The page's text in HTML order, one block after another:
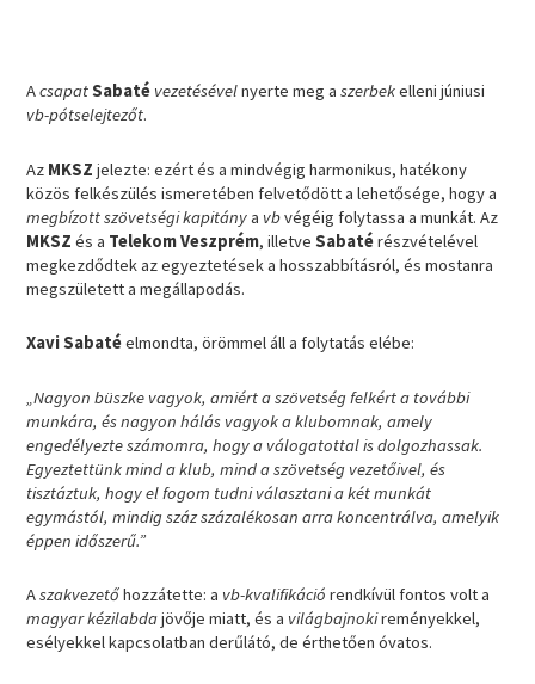
AcsapatSabaté vezetésévelnyerte meg aszerbekelleni júniusi
vb-pótselejtezőt.
Az MKSZ jelezte: ezért és a mindvégig harmonikus, hatékony
közös felkészülés ismeretében felvetődött a lehetősége, hogy a
megbízott szövetségi kapitánya vbvégéig folytassa a munkát. Az
MKSZ és a Telekom Veszprém, illetveSabatérészvételével
megkezdődtek az egyeztetések a hosszabbításról, és mostanra
megszületett a megállapodás.
Xavi Sabatéelmondta, örömmel áll a folytatás elébe:
„Nagyon büszke vagyok, amiért a szövetség felkért a további
munkára, és nagyon hálás vagyok a klubomnak, amely
engedélyezte számomra, hogy a válogatottal is dolgozhassak.
Egyeztettünk mind a klub, mind a szövetség vezetőivel, és
tisztáztuk, hogy el fogom tudni választani a két munkát
egymástól, mindig száz százalékosan arra koncentrálva, amelyik
éppen időszerű.”
Aszakvezetőhozzátette: a vb-kvalifikáció rendkívül fontos volt a
magyar kézilabdajövője miatt, és a világbajnokireményekkel,
esélyekkel kapcsolatban derűlátó, de érthetően óvatos.